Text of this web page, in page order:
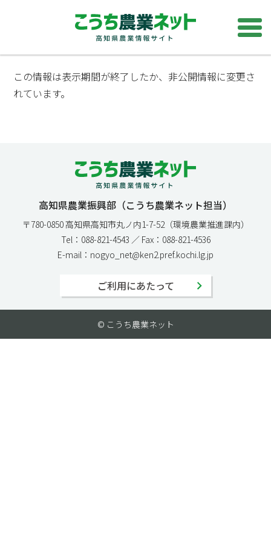
この情報は表示期間が終了したか、非公開情報に変更さ
れています。
高知県農業振興部（こうち農業ネット担当）
〒780-0850 高知県高知市丸ノ内1-7-52（環境農業推進課内）
Tel：088-821-4543 ／ Fax：088-821-4536
E-mail：nogyo_net@ken2.pref.kochi.lg.jp
ご利用にあたって
© こうち農業ネット